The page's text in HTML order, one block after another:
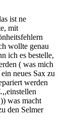
ist ne
mit
wollte genau
ich es bestelle,
( was mich
neues Sax zu
werden
was macht
den Selmer